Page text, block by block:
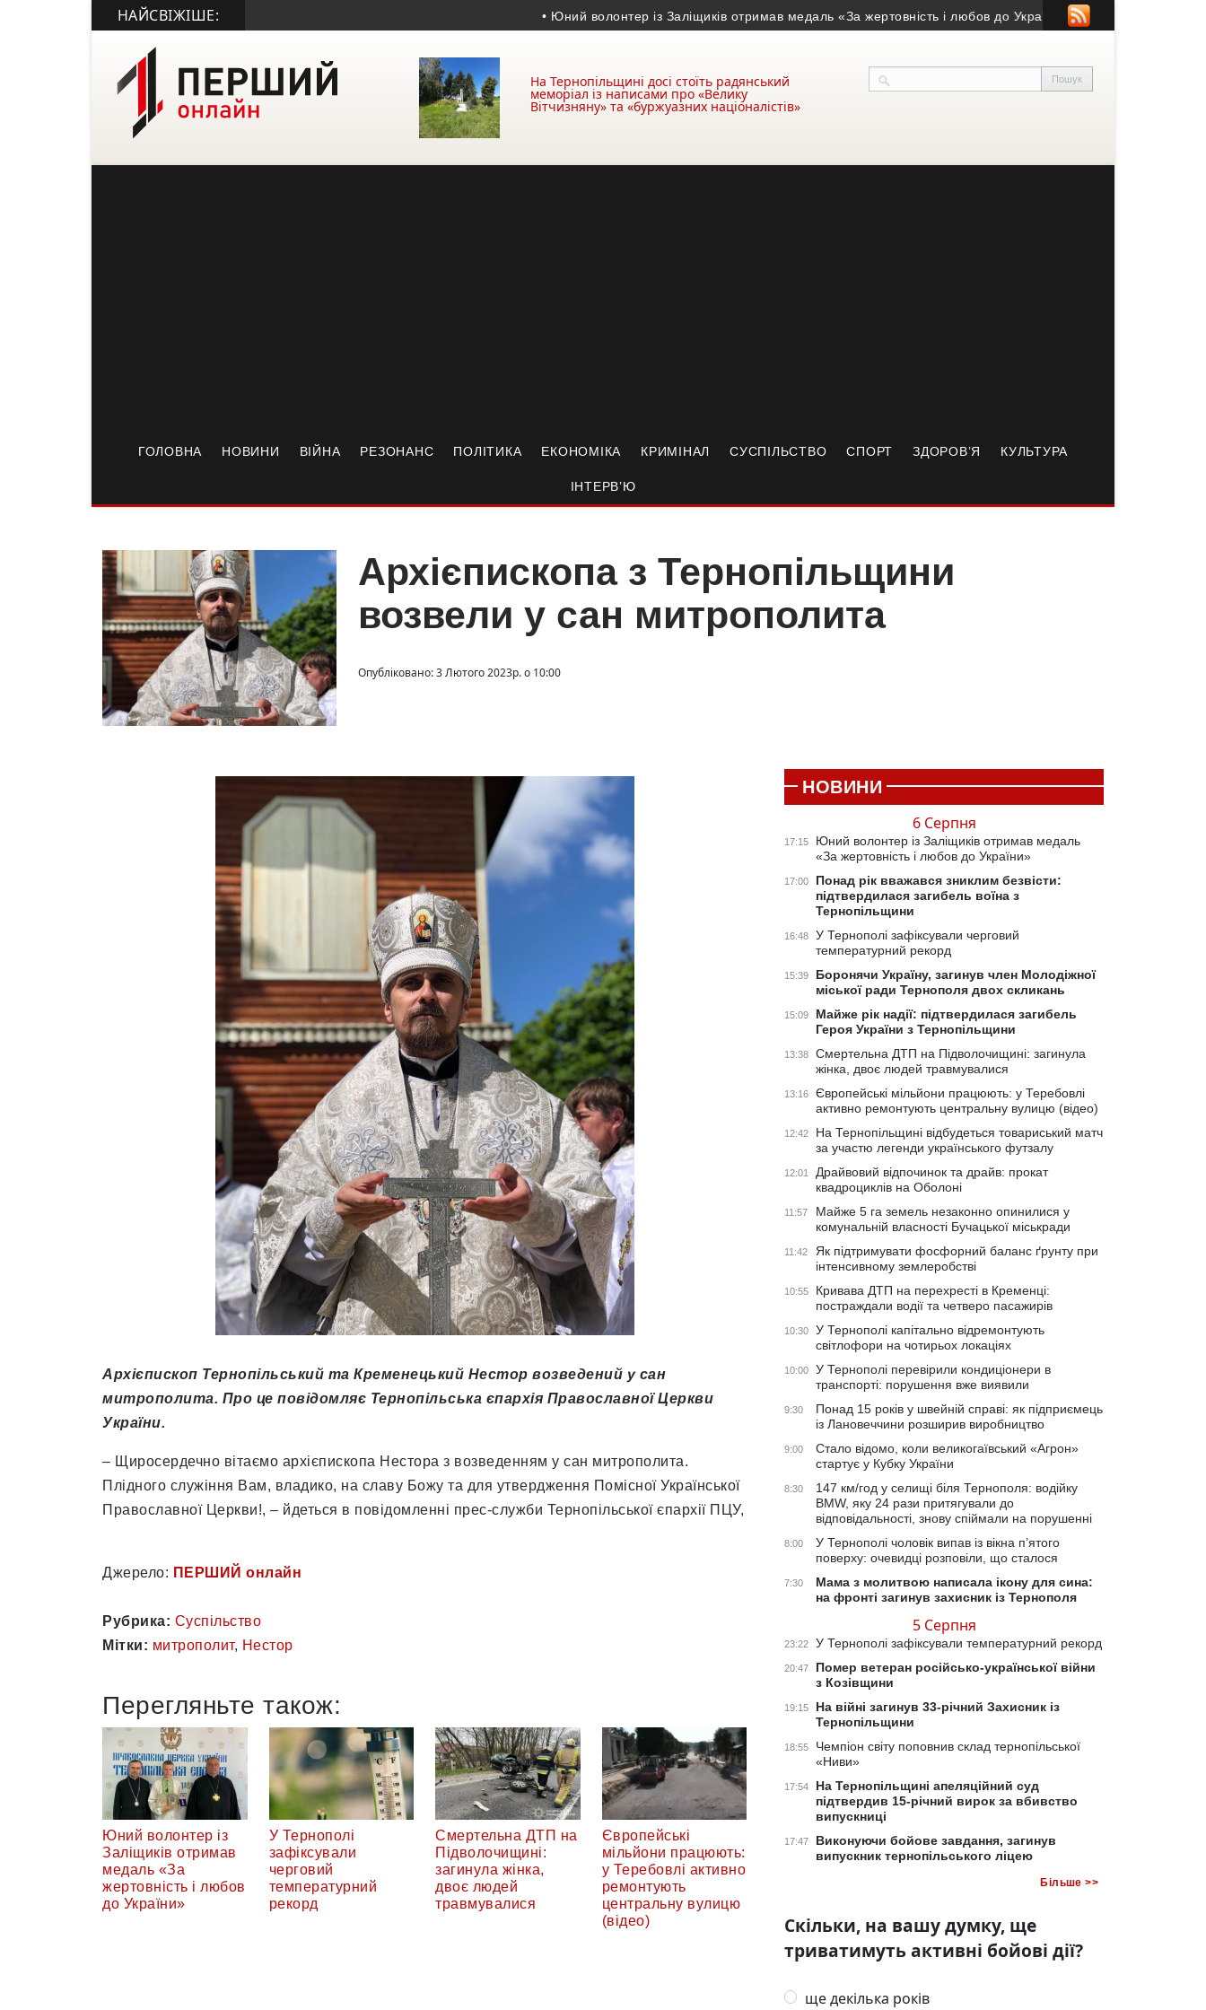
НАЙСВІЖІШЕ: • Юний волонтер із Заліщиків отримав медаль «За жертовність і любов до України» • Понад рік вважався
На Тернопільщині досі стоїть радянський
меморіал із написами про «Велику
Вітчизняну» та «буржуазних націоналістів»
ГОЛОВНА НОВИНИ ВІЙНА РЕЗОНАНС ПОЛІТИКА ЕКОНОМІКА КРИМІНАЛ СУСПІЛЬСТВО СПОРТ ЗДОРОВ’Я КУЛЬТУРА
ІНТЕРВ’Ю
Архієпископа з Тернопільщини
возвели у сан митрополита
Опубліковано: 3 Лютого 2023р. о 10:00
Архієпископ Тернопільський та Кременецький Нестор возведений у сан
митрополита. Про це повідомляє Тернопільська єпархія Православної Церкви
України.
– Щиросердечно вітаємо архієпископа Нестора з возведенням у сан митрополита.
Плідного служіння Вам, владико, на славу Божу та для утвердження Помісної Української
Православної Церкви!, – йдеться в повідомленні прес-служби Тернопільської єпархії ПЦУ,
Джерело: ПЕРШИЙ онлайн
Рубрика: Суспільство
Мітки: митрополит, Нестор
Перегляньте також:
Юний волонтер із
Заліщиків отримав
медаль «За
жертовність і любов
до України»
У Тернополі
зафіксували
черговий
температурний
рекорд
Смертельна ДТП на
Підволочищині:
загинула жінка,
двоє людей
травмувалися
Європейські
мільйони працюють:
у Теребовлі активно
ремонтують
центральну вулицю
(відео)
НОВИНИ
6 Серпня
17:15
Юний волонтер із Заліщиків отримав медаль
«За жертовність і любов до України»
17:00
Понад рік вважався зниклим безвісти:
підтвердилася загибель воїна з
Тернопільщини
16:48
У Тернополі зафіксували черговий
температурний рекорд
15:39
Боронячи Україну, загинув член Молодіжної
міської ради Тернополя двох скликань
15:09
Майже рік надії: підтвердилася загибель
Героя України з Тернопільщини
13:38
Смертельна ДТП на Підволочищині: загинула
жінка, двоє людей травмувалися
13:16
Європейські мільйони працюють: у Теребовлі
активно ремонтують центральну вулицю (відео)
12:42
На Тернопільщині відбудеться товариський матч
за участю легенди українського футзалу
12:01
Драйвовий відпочинок та драйв: прокат
квадроциклів на Оболоні
11:57
Майже 5 га земель незаконно опинилися у
комунальній власності Бучацької міськради
11:42
Як підтримувати фосфорний баланс ґрунту при
інтенсивному землеробстві
10:55
Кривава ДТП на перехресті в Кременці:
постраждали водії та четверо пасажирів
10:30
У Тернополі капітально відремонтують
світлофори на чотирьох локаціях
10:00
У Тернополі перевірили кондиціонери в
транспорті: порушення вже виявили
9:30
Понад 15 років у швейній справі: як підприємець
із Лановеччини розширив виробництво
9:00
Стало відомо, коли великогаївський «Агрон»
стартує у Кубку України
8:30
147 км/год у селищі біля Тернополя: водійку
BMW, яку 24 рази притягували до
відповідальності, знову спіймали на порушенні
8:00
У Тернополі чоловік випав із вікна п’ятого
поверху: очевидці розповіли, що сталося
7:30
Мама з молитвою написала ікону для сина:
на фронті загинув захисник із Тернополя
5 Серпня
23:22 У Тернополі зафіксували температурний рекорд
20:47
Помер ветеран російсько-української війни
з Козівщини
19:15
На війні загинув 33-річний Захисник із
Тернопільщини
18:55
Чемпіон світу поповнив склад тернопільської
«Ниви»
17:54
На Тернопільщині апеляційний суд
підтвердив 15-річний вирок за вбивство
випускниці
17:47
Виконуючи бойове завдання, загинув
випускник тернопільського ліцею
Більше >>
Скільки, на вашу думку, ще
триватимуть активні бойові дії?
ще декілька років